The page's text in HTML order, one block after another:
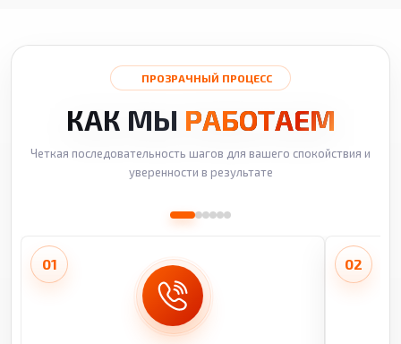
ПРОЗРАЧНЫЙ ПРОЦЕСС
КАК МЫ РАБОТАЕМ
Четкая последовательность шагов для вашего спокойствия и
уверенности в результате
01 02